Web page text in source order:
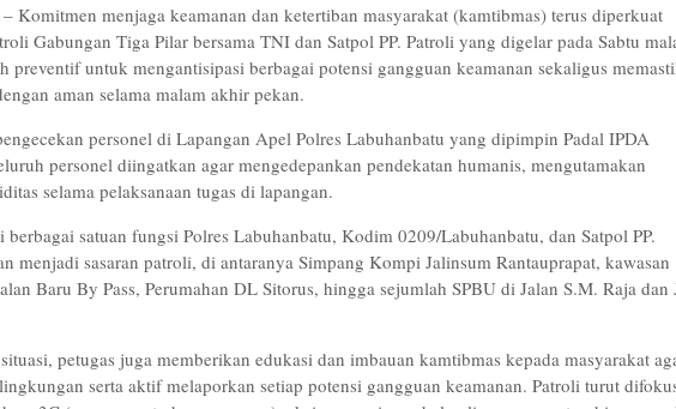
– Komitmen menjaga keamanan dan ketertiban masyarakat (kamtibmas) terus diperkuat
Gabungan Tiga Pilar bersama TNI dan Satpol PP. Patroli yang digelar pada Sabtu
untuk mengantisipasi berbagai potensi gangguan keamanan sekaligus
aman selama malam akhir pekan.
personel di Lapangan Apel Polres Labuhanbatu yang dipimpin Padal IPDA
personel diingatkan agar mengedepankan pendekatan humanis, mengutamakan
selama pelaksanaan tugas di lapangan.
satuan fungsi Polres Labuhanbatu, Kodim 0209/Labuhanbatu, dan Satpol PP.
menjadi sasaran patroli, di antaranya Simpang Kompi Jalinsum Rantauprapat, kawasan
Baru By Pass, Perumahan DL Sitorus, hingga sejumlah SPBU di Jalan S.M. Raja dan
petugas juga memberikan edukasi dan imbauan kamtibmas kepada masyarakat
serta aktif melaporkan setiap potensi gangguan keamanan. Patroli turut